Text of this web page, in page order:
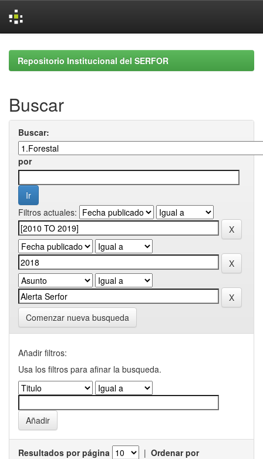
navigationRepositorio Institucional del SERFOR
Buscar
Buscar:
por
Filtros actuales:
Comenzar nueva busqueda
Añadir filtros:
Usa los filtros para afinar la busqueda.
Resultados por página | Ordenar por